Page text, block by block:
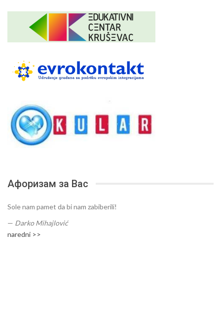
Афоризам за Вас
Sole nam pamet da bi nam zabiberili!
— Darko Mihajlović
naredni >>